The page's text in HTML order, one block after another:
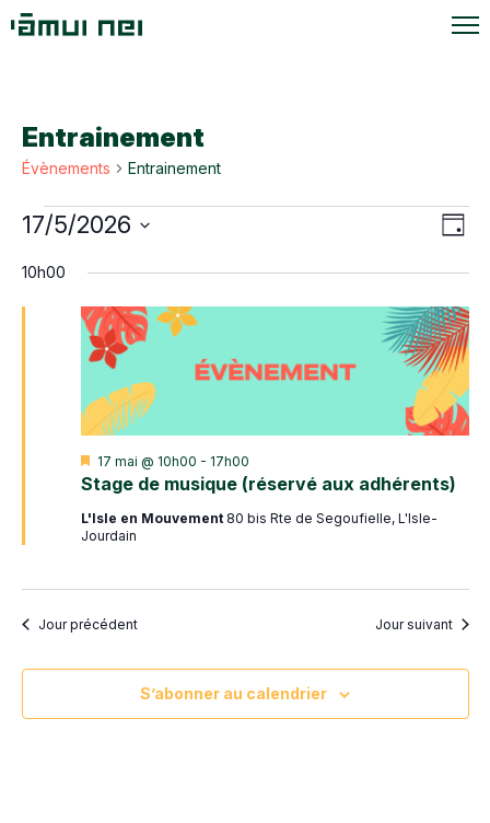
Entrainement
Évènements Entrainement
Évènements
17
de
Jour
17/5/2026
une
date.
10h00
Stage de musique (réservé aux adhérents)
Mis
en
avant
17 mai @ 10h00 - 17h00
L'Isle en Mouvement 80 bis Rte de Segoufielle, L'Isle-
Jourdain
Jour précédent Jour suivant
S’abonner au calendrier